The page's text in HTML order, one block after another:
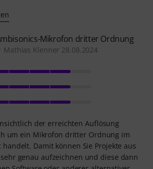
Mikrofon dritter Ordnung
Mathias Klenner 28.08.2024
der erreichten Auflösung
um ein Mikrofon dritter Ordnung im
Damit können Sie Projekte aus
genau aufzeichnen und diese dann